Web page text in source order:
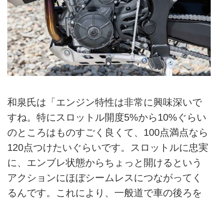
和泉氏は「エンジン特性は非常に興味深いで
すね。特にスロットル開度5%から10%ぐらい
のところはものすごく良くて、100点満点なら
120点つけたいぐらいです。スロットルに忠実
に、エンブレ状態からちょっと開けるという
アクションにほぼシームレスにつながってく
るんです。これにより、一般道で車の後ろを